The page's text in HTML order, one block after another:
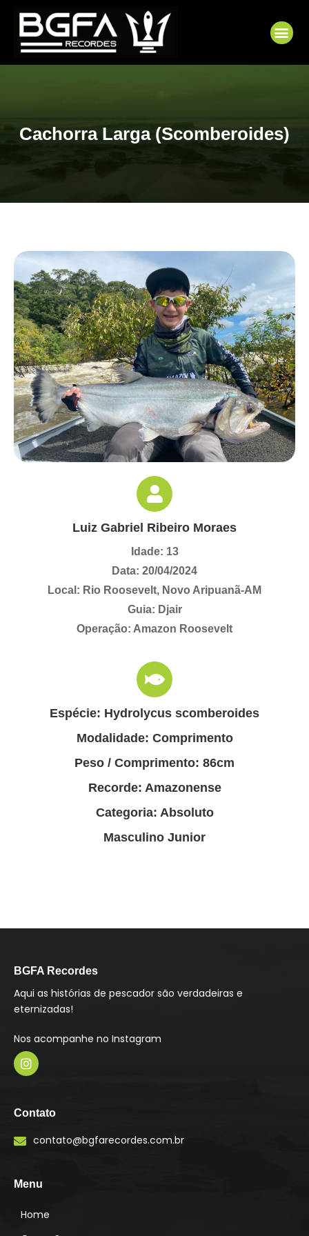
conteúdo
Cachorra Larga (Scomberoides)
Luiz Gabriel Ribeiro Moraes
Idade: 13
Data: 20/04/2024
Local: Rio Roosevelt, Novo Aripuanã-AM
Guia: Djair
Operação: Amazon Roosevelt
Espécie: Hydrolycus scomberoides
Modalidade: Comprimento
Peso / Comprimento: 86cm
Recorde: Amazonense
Categoria: Absoluto
Masculino Junior
BGFA Recordes
Aqui as histórias de pescador são verdadeiras e
eternizadas!
Nos acompanhe no Instagram
s
t
a
g
m
Contato
contato@bgfarecordes.com.br
Menu
Home